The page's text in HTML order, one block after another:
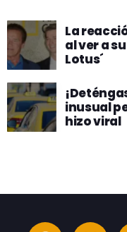
La
al ver a
Lotus´
inusual
hizo viral